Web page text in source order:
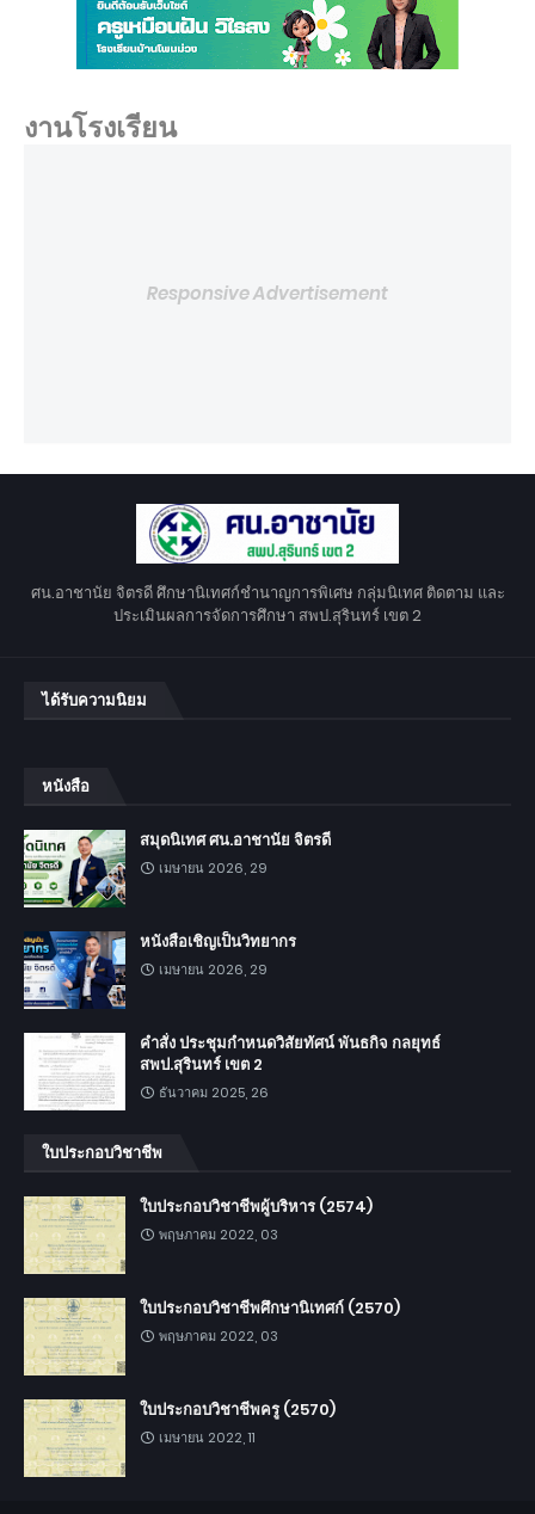
งานโรงเรียน
Responsive Advertisement
ศน.อาชานัย จิตรดี ศึกษานิเทศก์ชำนาญการพิเศษ กลุ่มนิเทศ ติดตาม และ
ประเมินผลการจัดการศึกษา สพป.สุรินทร์ เขต 2
ได้รับความนิยม
หนังสือ
สมุดนิเทศ ศน.อาชานัย จิตรดี
เมษายน 2026, 29
หนังสือเชิญเป็นวิทยากร
เมษายน 2026, 29
คำสั่ง ประชุมกำหนดวิสัยทัศน์ พันธกิจ กลยุทธ์
สพป.สุรินทร์ เขต 2
ธันวาคม 2025, 26
ใบประกอบวิชาชีพ
ใบประกอบวิชาชีพผู้บริหาร (2574)
พฤษภาคม 2022, 03
ใบประกอบวิชาชีพศึกษานิเทศก์ (2570)
พฤษภาคม 2022, 03
ใบประกอบวิชาชีพครู (2570)
เมษายน 2022, 11